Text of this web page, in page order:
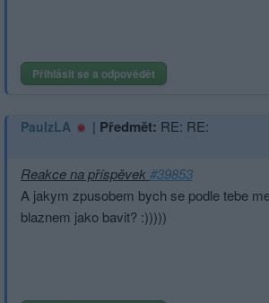
Přihlásit se a odpovědět
PaulzLA | Předmět: RE: RE:
Reakce na příspěvek#39853
A jakym zpusobem bych se podle tebe
blaznem jako bavit? :)))))